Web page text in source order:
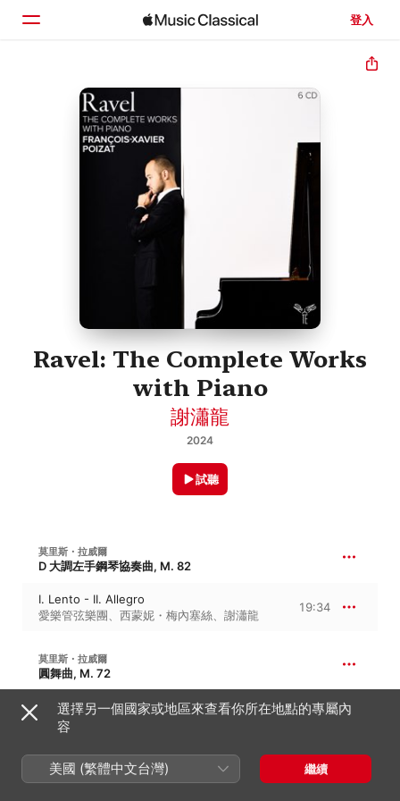
登入
首頁
瀏覽
Ravel: The Complete Works
with Piano
謝瀟龍
2024
試聽
莫里斯・拉威爾
D 大調左手鋼琴協奏曲, M. 82
I. Lento - II. Allegro
愛樂管弦樂團、 西蒙妮・梅內塞絲、 謝瀟龍
19:34
莫里斯・拉威爾
圓舞曲, M. 72
La valse, M. 72
謝瀟龍
12:48
莫里斯・拉威爾
G 大調鋼琴協奏曲, M. 83 21:17
選擇另一個國家或地區來查看你所在地點的專屬內
容
美國 (繁體中文台灣) 繼續